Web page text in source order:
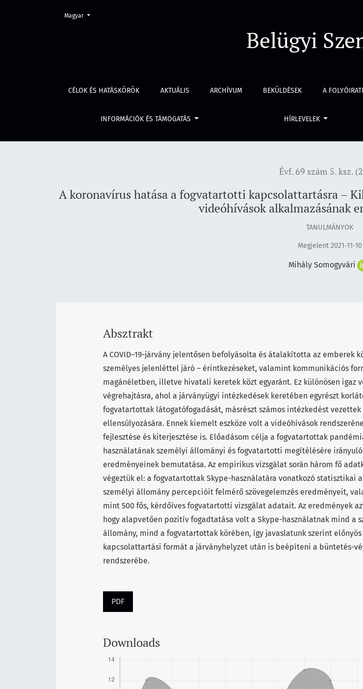
A koronavírus hatása a fogvatartotti kapcsolattartásra – Kihívások és szervezeti
Belügyi
CÉLOK ÉS HATÁSKÖRÖK AKTUÁLIS ARCHÍVUM BEKÜLDÉSEK A
INFORMÁCIÓK ÉS TÁMOGATÁS HÍRLEVELEK
Change the language. The current language is:
Magyar
Évf. 69 szám 5. ksz.
A koronavírus hatása a fogvatartotti kapcsolattartásra –
videóhívások alkalmazásának
TANULMÁNYOK
Megjelent 2021-11-10
Mihály Somogyvári
Absztrakt
A COVID–19-járvány jelentősen befolyásolta és átalakította az emberek
személyes jelenléttel járó – érintkezéseket, valamint kommunikációs
magánéletben, illetve hivatali keretek közt egyaránt. Ez különösen igaz
végrehajtásra, ahol a járványügyi intézkedések keretében egyrészt
fogvatartottak látogatófogadását, másrészt számos intézkedést vezettek
ellensúlyozására. Ennek kiemelt eszköze volt a videóhívások
fejlesztése és kiterjesztése is. Előadásom célja a fogvatartottak
használatának személyi állományi és fogvatartotti megítélésére
eredményeinek bemutatása. Az empirikus vizsgálat során három fő
végeztük el: a fogvatartottak Skype-használatára vonatkozó statisztikai
személyi állomány percepcióit felmérő szövegelemzés eredményeit,
mint 500 fős, kérdőíves fogvatartotti vizsgálat adatait. Az eredmények
hogy alapvetően pozitív fogadtatása volt a Skype-használatnak mind a
állomány, mind a fogvatartottak körében, így javaslatunk szerint
kapcsolattartási formát a járványhelyzet után is beépíteni a büntetés-
rendszerébe.
PDF
Downloads